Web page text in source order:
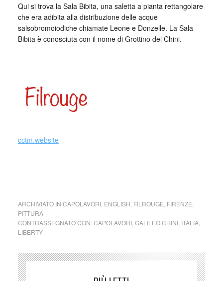
Qui si trova la Sala Bibita, una saletta a pianta rettangolare
che era adibita alla distribuzione delle acque
salsobromoiodiche chiamate Leone e Donzelle. La Sala
Bibita è conosciuta con il nome di Grottino del Chini.
cctm.website
ARCHIVIATO IN:CAPOLAVORI, ENGLISH FILROUGE FIRENZE
PITTURA
CONTRASSEGNATO CON:CAPOLAVORI, GALILEO CHINI, ITALIA,
LIBERTY